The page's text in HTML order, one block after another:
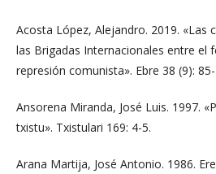
Acosta López, Alejandro. 2019. «Las
las Brigadas Internacionales entre el
represión comunista». Ebre 38 (9):
Ansorena Miranda, José Luis. 1997.
txistu». Txistulari 169: 4-5.
Arana Martija, José Antonio. 1986.